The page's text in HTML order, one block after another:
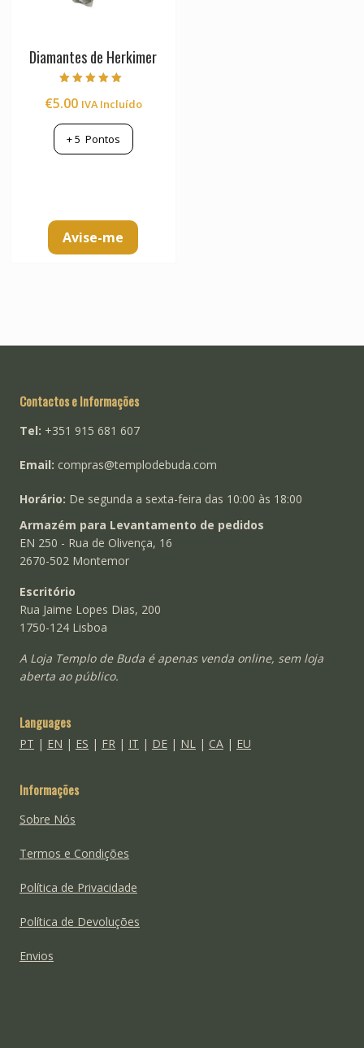
Diamantes de Herkimer
5.00
€5.00 IVA Incluído
+5 Pontos
Avise-me
Contactos e Informações
Tel: +351 915 681 607
Email: compras@templodebuda.com
Horário: De segunda a sexta-feira das 10:00 às 18:00
Armazém para Levantamento de pedidos
EN 250 - Rua de Olivença, 16
2670-502 Montemor
Escritório
Rua Jaime Lopes Dias, 200
1750-124 Lisboa
A Loja Templo de Buda é apenas venda online, sem loja
aberta ao público.
Languages
PT | EN | ES | FR | IT | DE| NL | CA| EU
Informações
Sobre Nós
Termos e Condições
Política de Privacidade
Política de Devoluções
Envios